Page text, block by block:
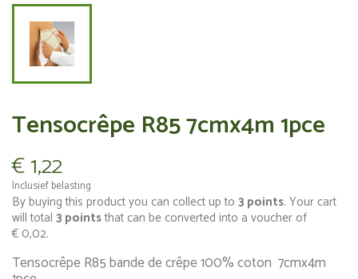
Tensocrêpe R85 7cmx4m 1pce
€ 1,22
Inclusief belasting
By buying this product you can collect up to 3 points. Your cart
will total 3 pointsthat can be converted into a voucher of
€ 0,02.
Tensocrêpe R85 bande de crêpe 100% coton 7cmx4m